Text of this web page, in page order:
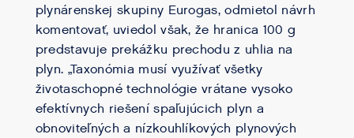
plynárenskej skupiny Eurogas, odmietol návrh
komentovať, uviedol však, že hranica 100 g
predstavuje prekážku prechodu z uhlia na
plyn. „Taxonómia musí využívať všetky
životaschopné technológie vrátane vysoko
efektívnych riešení spaľujúcich plyn a
obnoviteľných a nízkouhlíkových plynových